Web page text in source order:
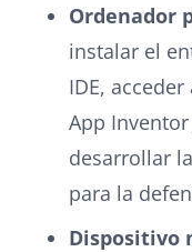
Ordenador
instalar el
IDE,
App
desarrollar
para la
Dispositivo